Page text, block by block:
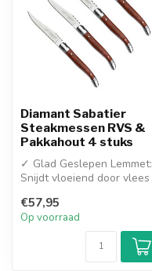
Diamant Sabatier
Steakmessen RVS &
Pakkahout 4 stuks
✓ Glad Geslepen Lemmet:
Snijdt vloeiend door vlees
waardoor ...
€57,95
Op voorraad